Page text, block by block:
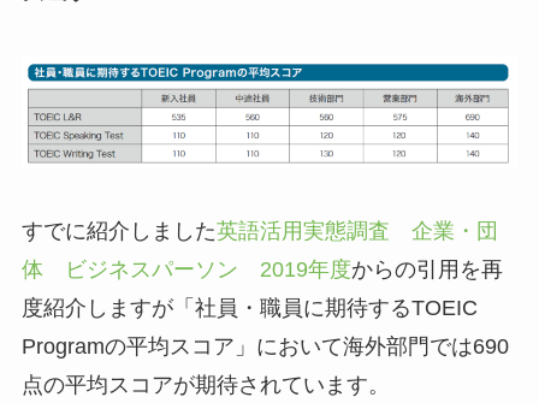
すでに紹介しました英語活用実態調査 企業・団
体 ビジネスパーソン 2019年度からの引用を再
度紹介しますが「社員・職員に期待するTOEIC
Programの平均スコア」において海外部門では690
点の平均スコアが期待されています。